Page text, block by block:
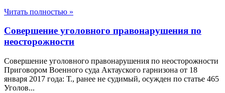
Читать полностью »
Совершение уголовного правонарушения по
неосторожности
Совершение уголовного правонарушения по неосторожности
Приговором Военного суда Актауского гарнизона от 18
января 2017 года: Т., ранее не судимый, осужден по статье 465
Уголов...